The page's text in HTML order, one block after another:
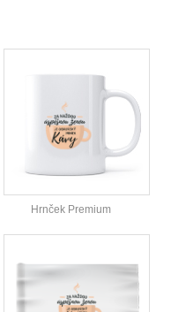
Hrnček Premium